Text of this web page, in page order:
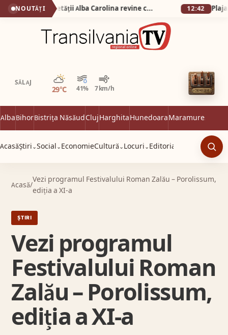
NOUTĂȚI De la 1 Mai: Garda Cetății Alba Carolina revine cu salve de tun și un spectacol istoric de excepție 12:42
SĂLAJ
29°C 41% 7 km/h
Parțial noros
AlbaBihorBistrița NăsăudClujHarghitaHunedoaraMaramureș
AcasăȘtiri ⌄Social ⌄ EconomieCultură ⌄ Locuri ⌄ Editorial
Acasă/
Vezi programul Festivalului Roman Zalău – Porolissum,
ediția a XI-a
ȘTIRI
Vezi programul
Festivalului Roman
Zalău – Porolissum,
ediția a XI-a